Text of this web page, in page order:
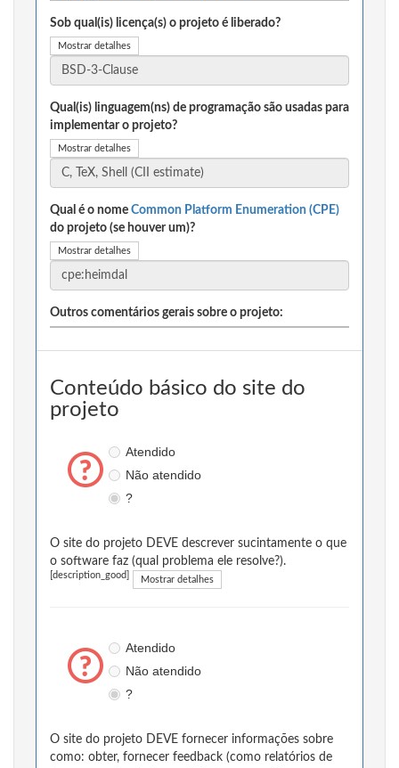
Sob qual(is) licença(s) o projeto é liberado?
Mostrar detalhes
Qual(is) linguagem(ns) de programação são usadas para
implementar o projeto?
Mostrar detalhes
Qual é o nome Common Platform Enumeration (CPE)
do projeto (se houver um)?
Mostrar detalhes
Outros comentários gerais sobre o projeto:
Conteúdo básico do site do
projeto
Atendido
Não atendido
?
O site do projeto DEVE descrever sucintamente o que
o software faz (qual problema ele resolve?).
[description_good] Mostrar detalhes
Atendido
Não atendido
?
O site do projeto DEVE fornecer informações sobre
como: obter, fornecer feedback (como relatórios de